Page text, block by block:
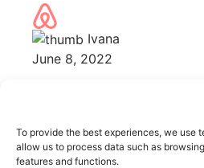
To provide the best experiences, we
allow us to process data such as
features and functions.
Ivana
June 8, 2022
Error: 400: Bad Request
Error: 400: Bad Request